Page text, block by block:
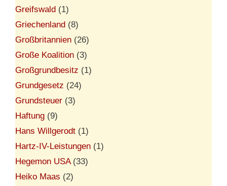
Greifswald (1)
Griechenland (8)
Großbritannien (26)
Große Koalition (3)
Großgrundbesitz (1)
Grundgesetz (24)
Grundsteuer (3)
Haftung (9)
Hans Willgerodt (1)
Hartz-IV-Leistungen (1)
Hegemon USA(33)
Heiko Maas (2)